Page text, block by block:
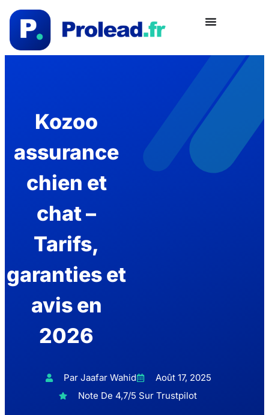
Kozoo
assurance
chien et
chat –
Tarifs,
garanties et
avis en
2026
Par Jaafar Wahid
Août 17, 2025
Note De 4,7/5 Sur Trustpilot